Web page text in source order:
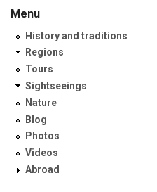
Menu
History and traditions
Regions
Tours
Sightseeings
Nature
Blog
Photos
Videos
Abroad